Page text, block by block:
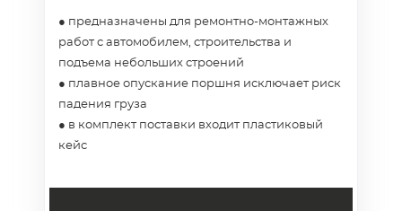
● предназначены для ремонтно-монтажных
работ с автомобилем, строительства и
подъема небольших строений
● плавное опускание поршня исключает риск
падения груза
● в комплект поставки входит пластиковый
кейс